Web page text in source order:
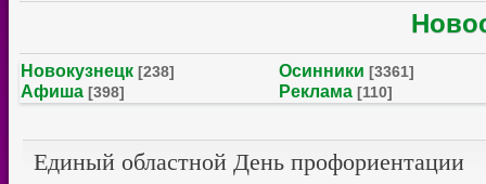
Новокузнецк [238] Осинники [3361]
Афиша [398] Реклама [110]
Единый областной День профориентации